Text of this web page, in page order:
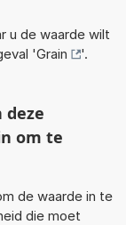
u de waarde wilt
'Grain '.
deze
om te
de waarde in te
die moet